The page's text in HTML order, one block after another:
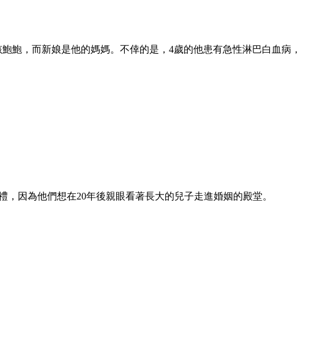
鮑，而新娘是他的媽媽。不倖的是，4歲的他患有急性淋巴白血病，
因為他們想在20年後親眼看著長大的兒子走進婚姻的殿堂。